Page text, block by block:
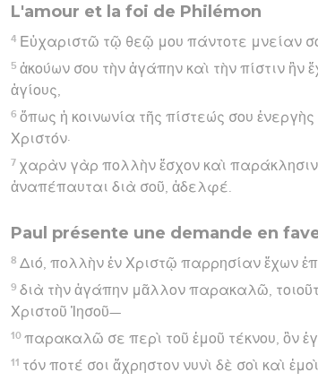
L'amour et la foi de Philémon
4 Εὐχαριστῶ τῷ θεῷ μου πάντοτε μνείαν
5 ἀκούων σου τὴν ἀγάπην καὶ τὴν πίστιν ἣν
ἁγίους,
6 ὅπως ἡ κοινωνία τῆς πίστεώς σου ἐνεργὴς
Χριστόν·
7 χαρὰν γὰρ πολλὴν ἔσχον καὶ
ἀναπέπαυται διὰ σοῦ, ἀδελφέ.
Paul présente une demande en
8 Διό, πολλὴν ἐν Χριστῷ παρρησίαν ἔχων
9 διὰ τὴν ἀγάπην μᾶλλον παρακαλῶ,
Χριστοῦ Ἰησοῦ—
10 παρακαλῶ σε περὶ τοῦ ἐμοῦ τέκνου, ὃν
11 τόν ποτέ σοι ἄχρηστον νυνὶ δὲ σοὶ καὶ